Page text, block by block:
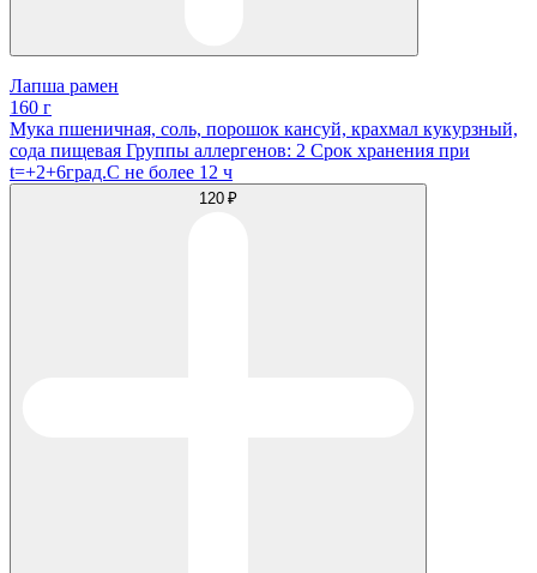
Лапша рамен
160 г
Мука пшеничная, соль, порошок кансуй, крахмал кукурзный,
сода пищевая Группы аллергенов: 2 Срок хранения при
t=+2+6град.С не более 12 ч
120 ₽